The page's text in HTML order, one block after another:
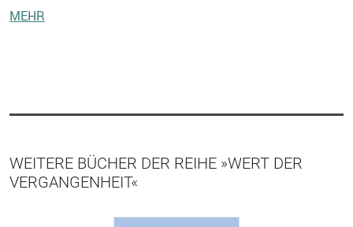
MEHR
WEITERE BÜCHER DER REIHE »WERT DER
VERGANGENHEIT«